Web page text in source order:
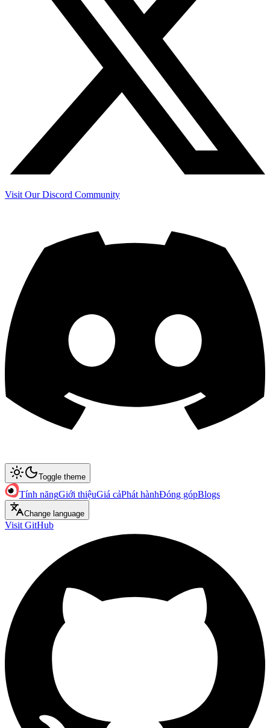
Visit Our Discord Community
Toggle theme
Tính năngGiới thiệuGiá cảPhát hànhĐóng gópBlogs
Change language
Visit GitHub